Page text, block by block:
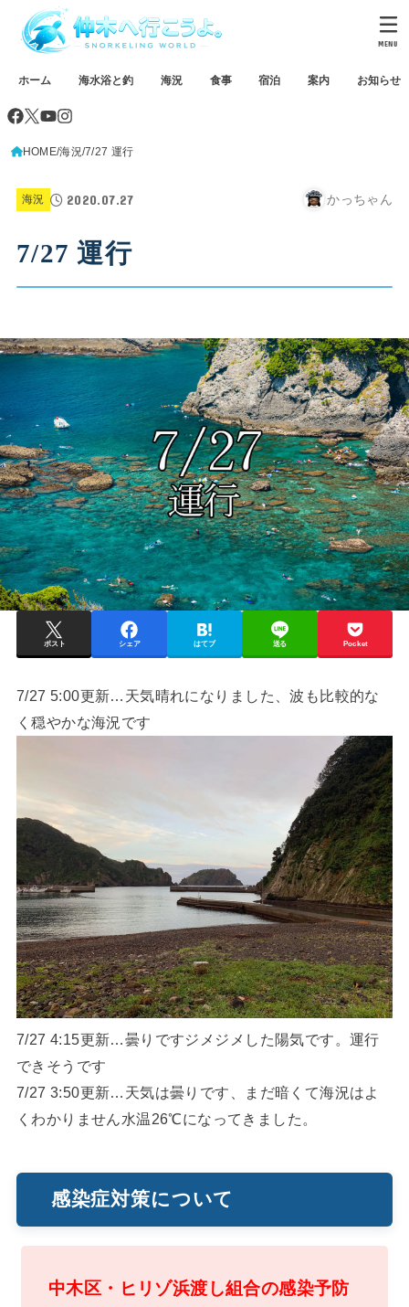
ホーム 海水浴と釣 海況 食事 宿泊 案内 お知らせ
MENU
HOME 海況 7/27 運行
海況 2020.07.27 かっちゃん
7/27 運行
ポスト シェア はてブ 送る Pocket
7/27 5:00更新…天気晴れになりました、波も比較的な
く穏やかな海況です
7/27 4:15更新…曇りですジメジメした陽気です。運行
できそうです
7/27 3:50更新…天気は曇りです、まだ暗くて海況はよ
くわかりません水温26℃になってきました。
感染症対策について
中木区・ヒリゾ浜渡し組合の感染予防